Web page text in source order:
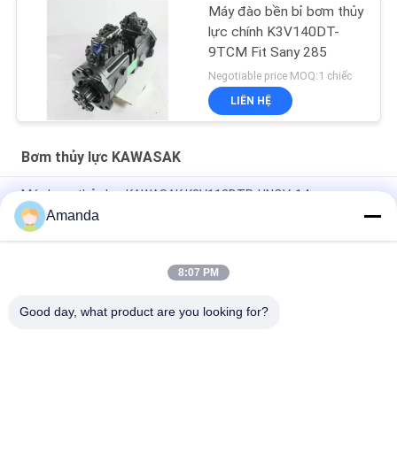
Máy đào bền bỉ bơm thủy
lực chính K3V140DT-
9TCM Fit Sany 285
Negotiable price MOQ:1 chiếc
LIÊN HỆ
Bơm thủy lực KAWASAK
Máy bơm thủy lực KAWASAK K3V112DTP-HNOV-14
Máy bơm thủy lực điện DH300-5 Doosan, K3V140DT-9TCM
KAWASAK Hydraulic Products
Thực tế chính KAWASAK máy bơm piston, K3V112DT-9N12
Amanda
8:07 PM
Good day, what product are you looking for?